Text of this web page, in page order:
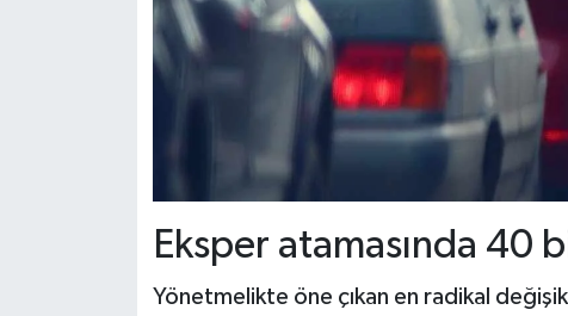
Eksper atamasında 40
Yönetmelikte öne çıkan en radikal